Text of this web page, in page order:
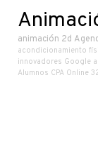
animación 2d
acondicionamiento
innovadores Google
Alumnos CPA Online